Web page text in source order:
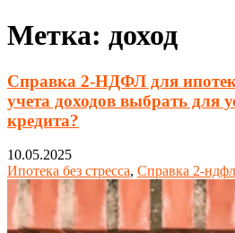
Метка: доход
Справка 2-НДФЛ для
учета доходов выбрать для
кредита?
10.05.2025
Ипотека без стресса, Справка 2-ндфл